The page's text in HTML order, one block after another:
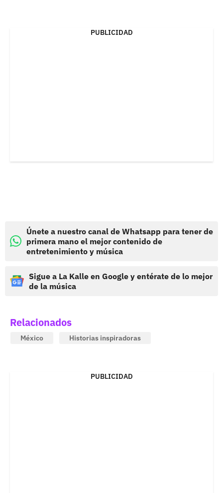
PUBLICIDAD
Únete a nuestro canal de Whatsapp para tener de
primera mano el mejor contenido de
entretenimiento y música
Sigue a La Kalle en Google y entérate de lo mejor
de la música
Relacionados
México Historias inspiradoras
PUBLICIDAD